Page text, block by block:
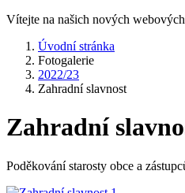
Vítejte na našich nových
Úvodní stránka
Fotogalerie
2022/23
Zahradní slavnost
Zahradní
Poděkování starosty obce a